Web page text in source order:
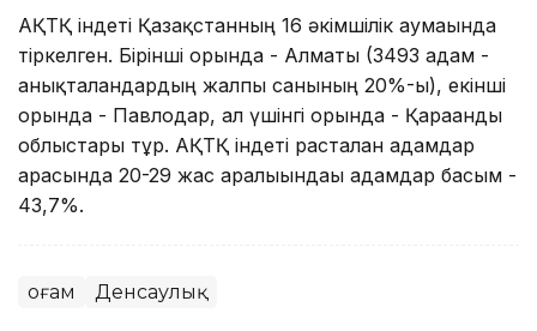
АҚТҚ індеті Қазақстанның 16 әкімшілік аумағында
тіркелген. Бірінші орында - Алматы (3493 адам -
анықталғандардың жалпы санының 20%-ы), екінші
орында - Павлодар, ал үшінгі орында - Қарағанды
облыстары тұр. АҚТҚ індеті расталған адамдар
арасында 20-29 жас аралығындағы адамдар басым -
43,7%.
Қоғам Денсаулық